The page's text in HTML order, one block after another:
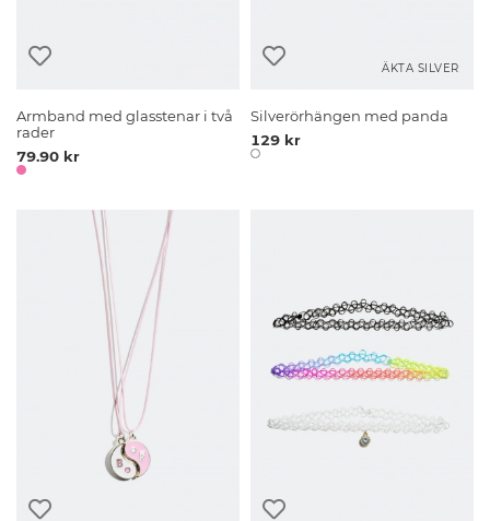
Armband med glasstenar i två
rader
79.90 kr
ÄKTA SILVER
Silverörhängen med panda
129 kr